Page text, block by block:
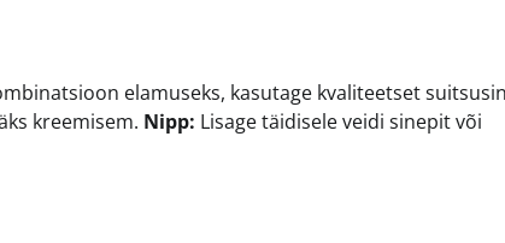
elamuseks, kasutage kvaliteetset
kreemisem. Nipp: Lisage täidisele veidi sinepit või